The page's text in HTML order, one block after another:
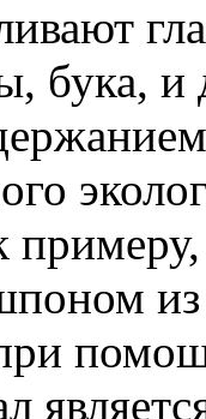
бука,